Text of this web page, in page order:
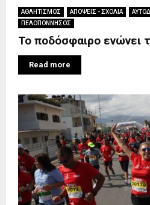
ΑΘΛΗΤΙΣΜΟΣ ΑΠΟΨΕΙΣ - ΣΧΟΛΙΑ
ΠΕΛΟΠΟΝΝΗΣΟΣ
Το ποδόσφαιρο ενώνει
Read more